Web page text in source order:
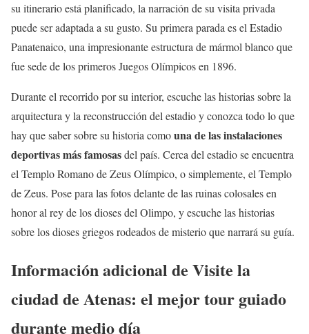
su itinerario está planificado, la narración de su visita privada
puede ser adaptada a su gusto. Su primera parada es el Estadio
Panatenaico, una impresionante estructura de mármol blanco que
fue sede de los primeros Juegos Olímpicos en 1896.
Durante el recorrido por su interior, escuche las historias sobre la
arquitectura y la reconstrucción del estadio y conozca todo lo que
hay que saber sobre su historia comouna de las instalaciones
deportivas más famosasdel país. Cerca del estadio se encuentra
el Templo Romano de Zeus Olímpico, o simplemente, el Templo
de Zeus. Pose para las fotos delante de las ruinas colosales en
honor al rey de los dioses del Olimpo, y escuche las historias
sobre los dioses griegos rodeados de misterio que narrará su guía.
Información adicional de Visite la
ciudad de Atenas: el mejor tour guiado
durante medio día